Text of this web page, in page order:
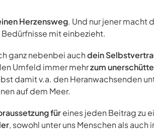
Herzensweg. Und nur jener macht
Bedürfnisse mit einbezieht.
ganz nebenbei auchdein
Umfeld immer mehrzum
damit v.a. den Heranwachsenden
auf dem Meer.
füreines jeden Beitrag zu
, sowohl unter uns Menschen als